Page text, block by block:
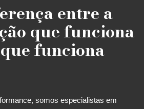
entre a
que funciona
funciona
somos especialistas em